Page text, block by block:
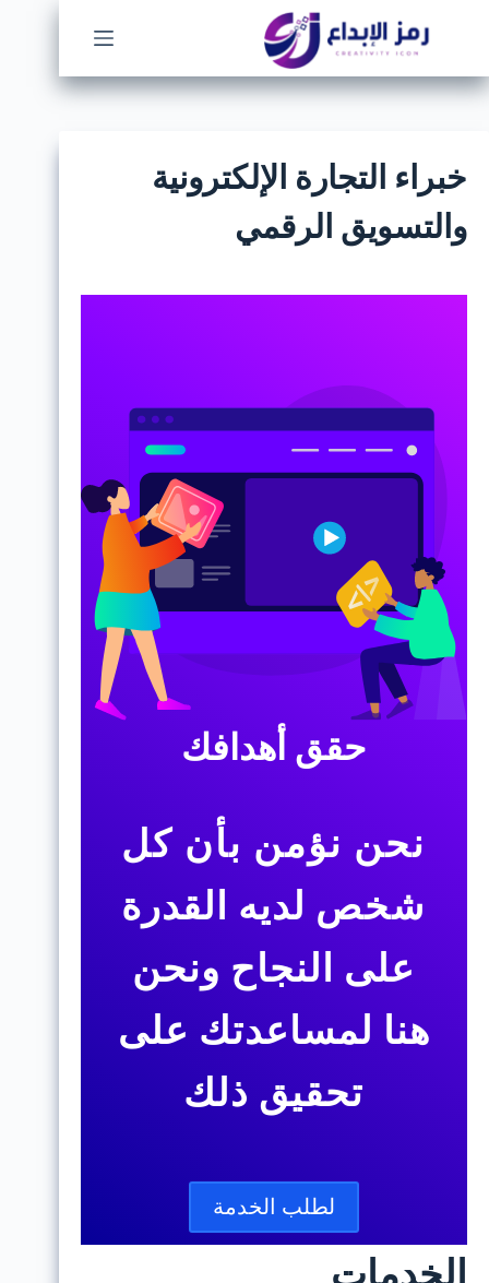
خبراء التجارة الإلكترونية
والتسويق الرقمي
حقق أهدافك
نحن نؤمن بأن كل
شخص لديه القدرة
على النجاح ونحن
هنا لمساعدتك على
تحقيق ذلك
لطلب الخدمة
الخدمات